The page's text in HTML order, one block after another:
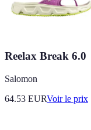
Reelax Break 6.0
Salomon
64.53 EURVoir le prix